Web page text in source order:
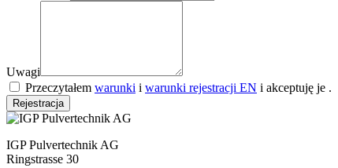
Uwagi
Przeczytałem warunki i warunki rejestracji EN i akceptuję je .
Rejestracja
IGP Pulvertechnik AG
Ringstrasse 30